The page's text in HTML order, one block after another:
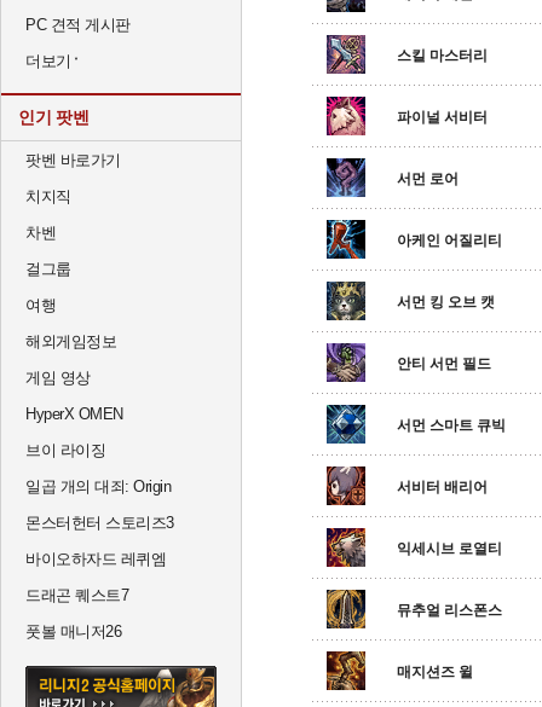
PC 견적 게시판
더보기
인기 팟벤
팟벤 바로가기
치지직
차벤
걸그룹
여행
해외게임정보
게임 영상
HyperX OMEN
브이 라이징
일곱 개의 대죄: Origin
몬스터헌터 스토리즈3
바이오하자드 레퀴엠
드래곤 퀘스트7
풋볼 매니저26
스킬 마스터리
파이널 서비터
서먼 로어
아케인 어질리티
서먼 킹 오브 캣
안티 서먼 필드
서먼 스마트 큐빅
서비터 배리어
익세시브 로열티
뮤추얼 리스폰스
매지션즈 윌